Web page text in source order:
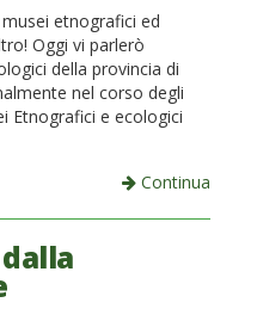
etnografici ed
Oggi vi parlerò
della provincia di
nel corso degli
Etnografici e ecologici
Continua